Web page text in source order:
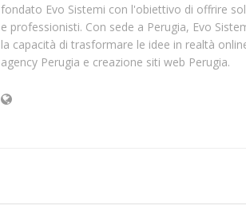
fondato Evo Sistemi con l'obiettivo di offrire
e professionisti. Con sede a Perugia, Evo
la capacità di trasformare le idee in realtà
agency Perugia e creazione siti web Perugia.